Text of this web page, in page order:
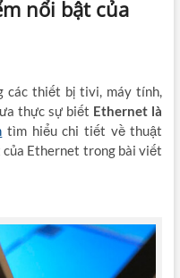
nổi bật của
các thiết bị tivi, máy tính,
thực sự biết Ethernet là
tìm hiểu chi tiết về thuật
của Ethernet trong bài viết